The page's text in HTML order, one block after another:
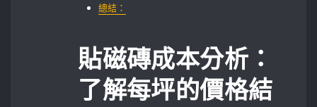
總結：
貼磁磚成本分析：
了解每坪的價格結